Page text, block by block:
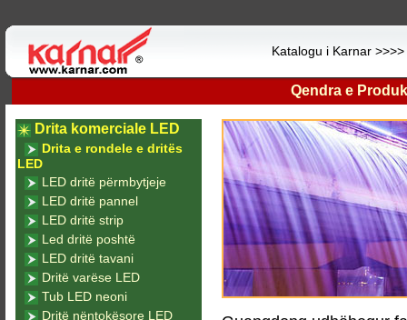
Katalogu i Karnar >>>>
Qendra e
Drita komerciale LED
Drita e rondele e dritës
LED
LED dritë përmbytjeje
LED dritë pannel
LED dritë strip
Led dritë poshtë
LED dritë tavani
Dritë varëse LED
Tub LED neoni
Dritë nëntokësore LED